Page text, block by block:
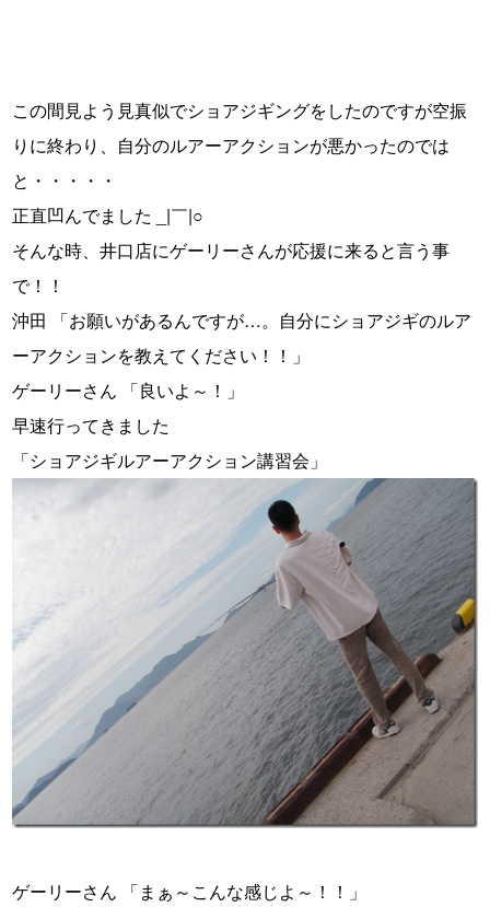
この間見よう見真似でショアジギングをしたのですが空振
りに終わり、自分のルアーアクションが悪かったのでは
と・・・・・
正直凹んでました _|￣|○
そんな時、井口店にゲーリーさんが応援に来ると言う事
で！！
沖田 「お願いがあるんですが…。自分にショアジギのルア
ーアクションを教えてください！！」
ゲーリーさん 「良いよ～！」
早速行ってきました
「ショアジギルアーアクション講習会」
ゲーリーさん 「まぁ～こんな感じよ～！！」